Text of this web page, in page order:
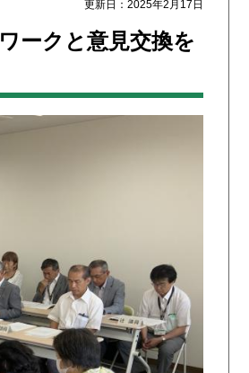
更新日：2025年2月17日
ークと意見交換を